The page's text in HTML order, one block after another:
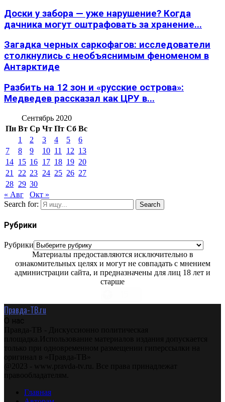
Доски у забора — уже нарушение? Когда
дачника могут оштрафовать за хранение...
Загадка черных саркофагов: исследователи
столкнулись с необъяснимым феноменом в
Антарктиде
Разбить на 12 зон и «русские острова»:
Медведев рассказал как ЦРУ в...
Сентябрь 2020
Пн Вт Ср Чт Пт Сб Вс
1
2 3 4 5
6
7
8 9 10 11 12 13
14 15 16 17 18 19 20
21
22 23 24 25 26 27
28 29 30
« Авг
Окт »
Search for:
Search
Рубрики
Рубрики
Материалы предоставляются исключительно в
ознакомительных целях и могут не совпадать с мнением
администрации сайта, и предназначены для лиц 18 лет и
старше
Правда-ТВ.ru
О нас
Правда-ТВ - Дискуссионно политическая
площадка.Использование материалов издания допускается
только при одновременном размещении гиперссылки на
оригинал в «Правда-ТВ»
@2023 - www.pravda-tv.ru. Все права принадлежат
правообладателям.
Главная